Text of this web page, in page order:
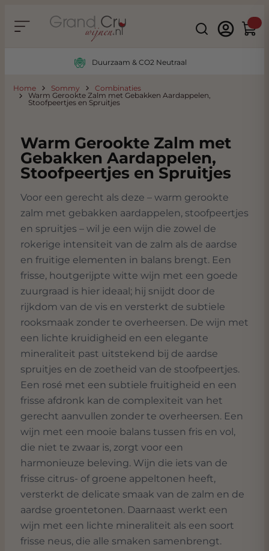
Search
Duurzaam & CO2 Neutraal
Home Sommy
Combinaties
Warm Gerookte Zalm met Gebakken Aardappelen,
Stoofpeertjes en Spruitjes
Warm Gerookte Zalm met
Gebakken Aardappelen,
Stoofpeertjes en Spruitjes
Voor een gerecht als deze – warm gerookte
zalm met gebakken aardappelen, stoofpeertjes
en spruitjes – wil je een wijn die zowel de
rokerige intensiteit van de zalm als de aardse
en fruitige elementen in balans brengt. Een
frisse, houtgerijpte witte wijn met een goede
zuurgraad is hier ideaal; hij snijdt door de
rijkdom van de vis en versterkt de subtiele
rooksmaak zonder te overheersen. De wijn met
een lichte kruidigheid en een elegante
mineraliteit past uitstekend bij de aardse
spruitjes en de zoetheid van de stoofpeertjes.
Een rosé met een subtiele fruitigheid en een
frisse afdronk kan de complexiteit van het
gerecht aanvullen zonder te overheersen. Een
wijn met een mooie balans tussen fris en vol,
die niet te zwaar is, zorgt voor een
harmonieuze beleving. Wijn die iets van de
frisse citrus- of groene appeltonen heeft,
versterkt de delicate smaak van de zalm en de
aardse groentetonen. Daarnaast werkt een
wijn met een lichte mineraliteit als een soort
frisse neus, die alle smaken samenbrengt.